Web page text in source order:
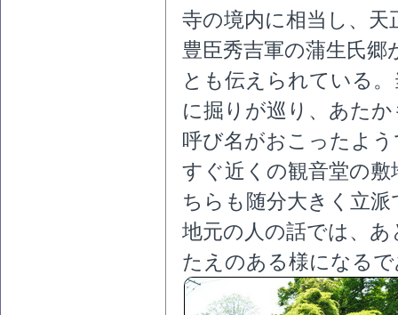
寺の境内に相当し、
豊臣秀吉軍の蒲生氏
とも伝えられている
に掘りが巡り、あた
呼び名がおこったよ
すぐ近くの観音堂の
ちらも随分大きく立派
地元の人の話では、
たえのある様になる